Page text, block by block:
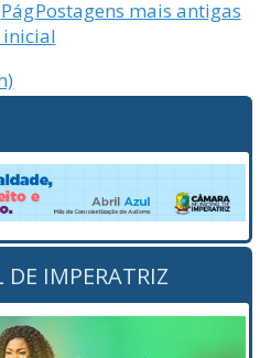
Postagens mais antigas
Pág
inicial
IMPERATRIZ